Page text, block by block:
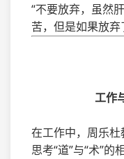
“不要放弃，虽然
苦，但是如果放
工作
在工作中，周乐
思考“道”与“术”